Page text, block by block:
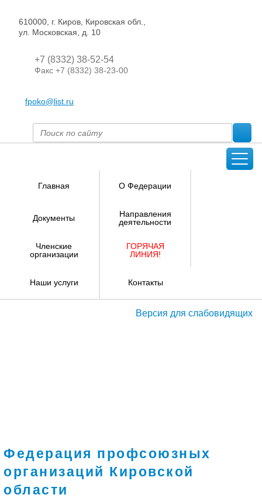
610000, г. Киров, Кировская обл.,
ул. Московская, д. 10
+7 (8332) 38-52-54
Факс +7 (8332) 38-23-00
fpoko@list.ru
Главная О Федерации
Документы
Направления
деятельности
Членские
организации
ГОРЯЧАЯ
ЛИНИЯ!
Наши услуги Контакты
Версия для слабовидящих
Федерация профсоюзных
организаций Кировской
области